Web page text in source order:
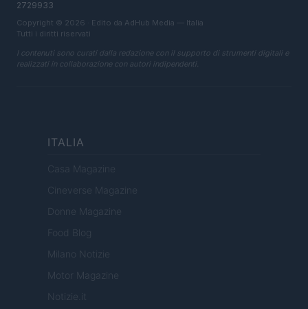
2729933
Copyright © 2026 · Edito da AdHub Media — Italia
Tutti i diritti riservati
I contenuti sono curati dalla redazione con il supporto di strumenti digitali e
realizzati in collaborazione con autori indipendenti.
ITALIA
Casa Magazine
Cineverse Magazine
Donne Magazine
Food Blog
Milano Notizie
Motor Magazine
Notizie.it